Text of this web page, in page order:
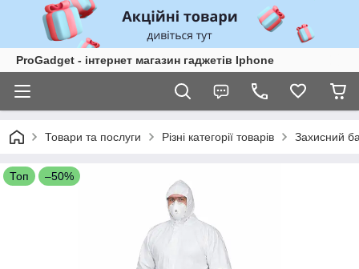
ProGadget - iнтернет магазин гаджетів Iphone
Товари та послуги Різні категорії товарів Захисний
Топ –50%